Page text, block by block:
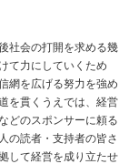
社会の打開を求める幾
て力にしていくため
網を広げる努力を強め
を貫くうえでは、経営
どのスポンサーに頼る
の読者・支持者の皆さ
して経営を成り立たせ